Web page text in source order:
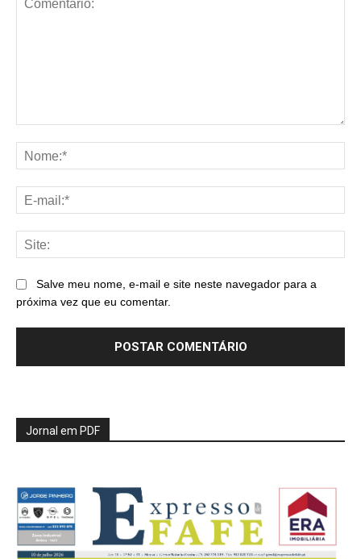
Salve meu nome, e-mail e site neste navegador para a
próxima vez que eu comentar.
Jornal em PDF